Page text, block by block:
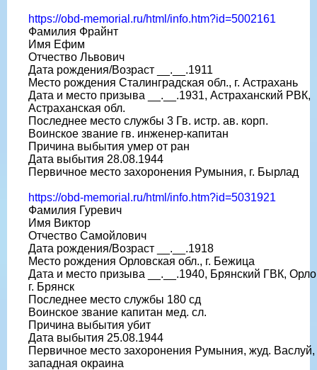
https://obd-memorial.ru/html/info.htm?id=5002161
Фамилия Фрайнт
Имя Ефим
Отчество Львович
Дата рождения/Возраст __.__.1911
Место рождения Сталинградская обл., г. Астрахань
Дата и место призыва __.__.1931, Астраханский РВК,
Астраханская обл.
Последнее место службы 3 Гв. истр. ав. корп.
Воинское звание гв. инженер-капитан
Причина выбытия умер от ран
Дата выбытия 28.08.1944
Первичное место захоронения Румыния, г. Бырлад
https://obd-memorial.ru/html/info.htm?id=5031921
Фамилия Гуревич
Имя Виктор
Отчество Самойлович
Дата рождения/Возраст __.__.1918
Место рождения Орловская обл., г. Бежица
Дата и место призыва __.__.1940, Брянский ГВК,
г. Брянск
Последнее место службы 180 сд
Воинское звание капитан мед. сл.
Причина выбытия убит
Дата выбытия 25.08.1944
Первичное место захоронения Румыния, жуд. Васлуй,
западная окраина